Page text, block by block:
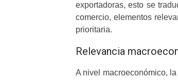
exportadoras, esto se
comercio, elementos
prioritaria.
Relevancia
A nivel macroeconómico,